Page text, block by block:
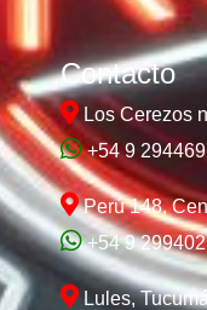
Contacto
Los Cerezos
+54 9
Perú 148,
+54 9
Lules,